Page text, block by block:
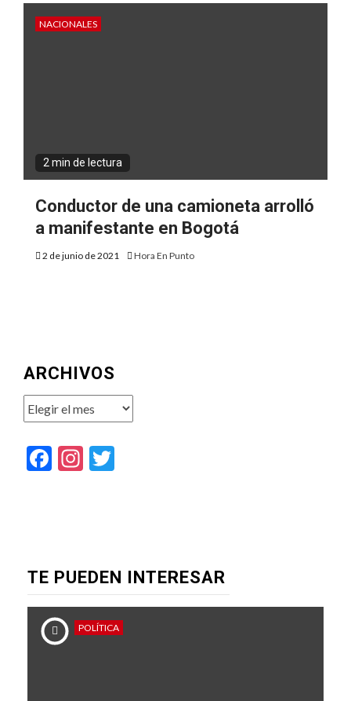
NACIONALES
2 min de lectura
Conductor de una camioneta arrolló
a manifestante en Bogotá
2 de junio de 2021 Hora En Punto
ARCHIVOS
Archivos
Facebook
Instagram
TE PUEDEN INTERESAR
POLÍTICA